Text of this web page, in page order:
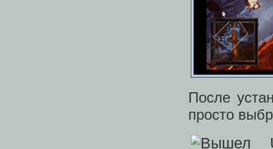
После
просто